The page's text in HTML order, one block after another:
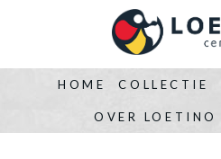
HOME COLLECTIE
OVER LOETINO